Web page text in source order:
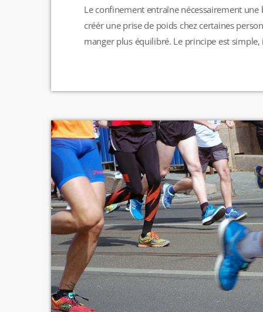
Le confinement entraîne nécessairement
créér une prise de poids chez certaines
manger plus équilibré. Le principe est